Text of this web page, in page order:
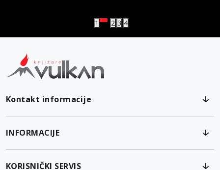
1 2 3 4
Kontakt informacije
INFORMACIJE
KORISNIČKI SERVIS